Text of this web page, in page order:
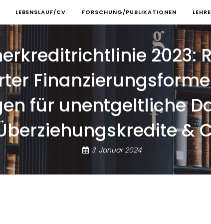
LEBENSLAUF/CV FORSCHUNG/PUBLIKATIONEN LEHRE
2023:
für unentgeltliche
&
3. Januar 2024